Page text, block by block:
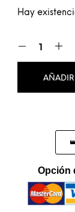
Hay
Opción